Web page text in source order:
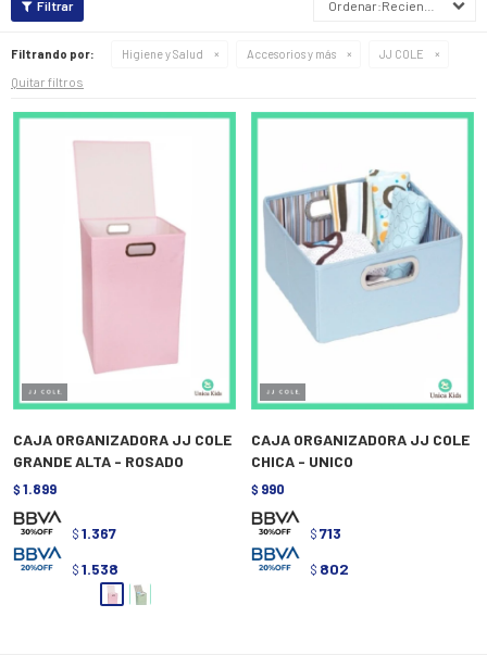
Recientes
Filtrando por: Higiene y Salud Accesorios y más JJ COLE
Quitar filtros
CAJA ORGANIZADORA JJ COLE
GRANDE ALTA - ROSADO
$ 1.899
$ 1.367
$ 1.538
CAJA ORGANIZADORA JJ COLE
CHICA - UNICO
$ 990
$ 713
$ 802